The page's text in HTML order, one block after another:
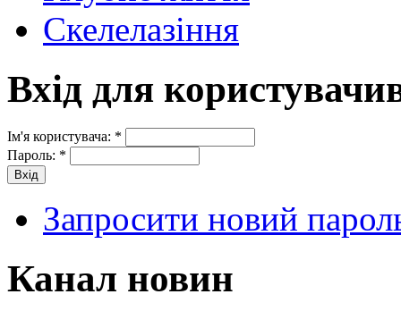
Скелелазіння
Вхід для
Ім'я користувача: *
Пароль: *
Запросити новий
Канал новин